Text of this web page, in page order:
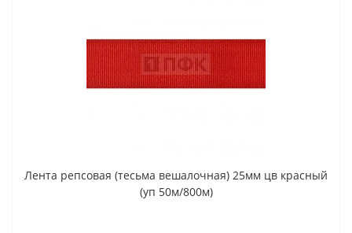
Лента репсовая (тесьма вешалочная) 25мм цв красный
(уп 50м/800м)